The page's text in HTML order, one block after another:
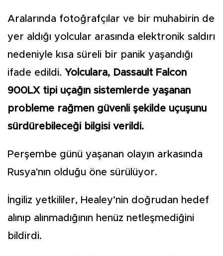
Aralarında fotoğrafçılar ve bir muhabirin de
yer aldığı yolcular arasında elektronik saldırı
nedeniyle kısa süreli bir panik yaşandığı
ifade edildi. Yolculara, Dassault Falcon
900LX tipi uçağın sistemlerde yaşanan
probleme rağmen güvenli şekilde uçuşunu
sürdürebileceği bilgisi verildi.
Perşembe günü yaşanan olayın arkasında
Rusya'nın olduğu öne sürülüyor.
İngiliz yetkililer, Healey’nin doğrudan hedef
alınıp alınmadığının henüz netleşmediğini
bildirdi.